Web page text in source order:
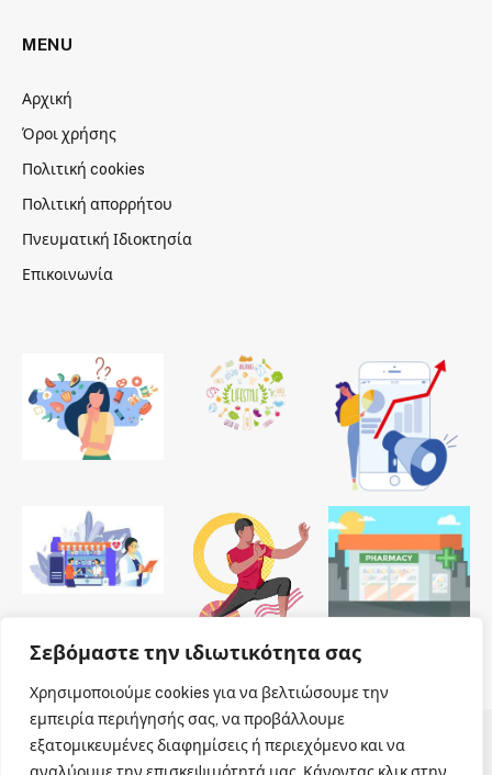
Σεβόμαστε την ιδιωτικότητα σας
Χρησιμοποιούμε cookies για να βελτιώσουμε την
εμπειρία περιήγησής σας, να προβάλλουμε
εξατομικευμένες διαφημίσεις ή περιεχόμενο και να
MENU
Αρχική
Όροι χρήσης
Πολιτική cookies
Πολιτική απορρήτου
Πνευματική Ιδιοκτησία
Επικοινωνία
© 2026 Dailypharmanews. Designed byDailypharmanews